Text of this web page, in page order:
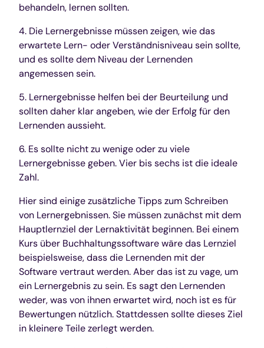
behandeln, lernen sollten.
4. Die Lernergebnisse müssen zeigen, wie das
erwartete Lern- oder Verständnisniveau sein sollte,
und es sollte dem Niveau der Lernenden
angemessen sein.
5. Lernergebnisse helfen bei der Beurteilung und
sollten daher klar angeben, wie der Erfolg für den
Lernenden aussieht.
6. Es sollte nicht zu wenige oder zu viele
Lernergebnisse geben. Vier bis sechs ist die ideale
Zahl.
Hier sind einige zusätzliche Tipps zum Schreiben
von Lernergebnissen. Sie müssen zunächst mit dem
Hauptlernziel der Lernaktivität beginnen. Bei einem
Kurs über Buchhaltungssoftware wäre das Lernziel
beispielsweise, dass die Lernenden mit der
Software vertraut werden. Aber das ist zu vage, um
ein Lernergebnis zu sein. Es sagt den Lernenden
weder, was von ihnen erwartet wird, noch ist es für
Bewertungen nützlich. Stattdessen sollte dieses Ziel
in kleinere Teile zerlegt werden.